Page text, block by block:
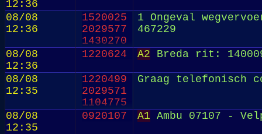
12:36
08/08
12:36
1520025
2029577
1430270
1 Ongeval
467229
08/08
12:36
1220624 A2 Breda rit:
08/08
12:35
1220499
2029571
1104775
Graag telefonisch
08/08
12:35
0920107 A1 Ambu 07107 -